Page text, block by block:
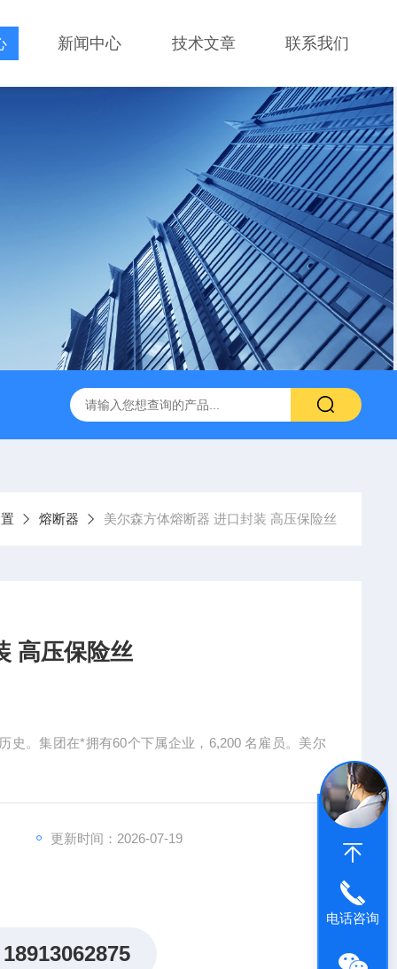
新闻中心 技术文章 联系我们
熔断器 美尔森方体熔断器 进口封装 高压保险丝
进口封装 高压保险丝
史。集团在*拥有60个下属企业，6,200 名雇员。美尔
更新时间：2026-07-19
18913062875
电话咨询